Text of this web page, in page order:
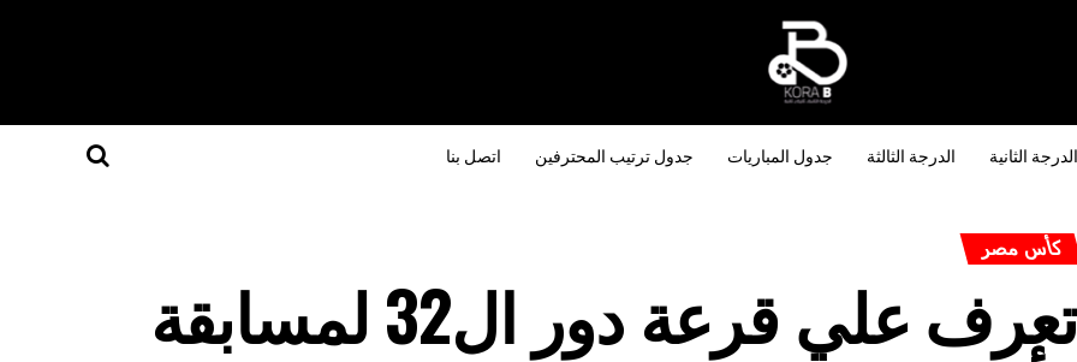
الدرجة الثانية الدرجة الثالثة جدول المباريات جدول ترتيب المحترفين اتصل بنا
كأس مصر
تعرف علي قرعة دور ال32 لمسابقة